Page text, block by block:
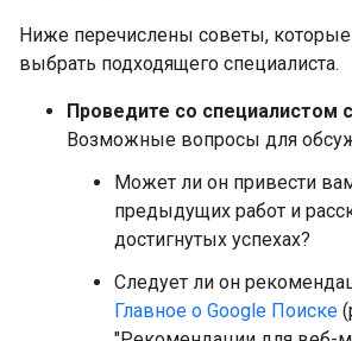
Ниже перечислены советы,
выбрать подходящего специалиста.
Проведите со специалистом
Возможные вопросы для
Может ли он привести
предыдущих работ и
достигнутых успехах?
Следует ли он
Главное о Google Поиске